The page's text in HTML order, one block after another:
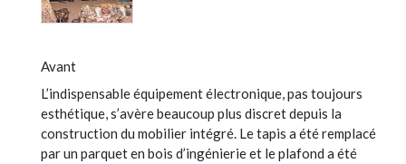
Avant
L’indispensable équipement électronique, pas toujours
esthétique, s’avère beaucoup plus discret depuis la
construction du mobilier intégré. Le tapis a été remplacé
par un parquet en bois d’ingénierie et le plafond a été